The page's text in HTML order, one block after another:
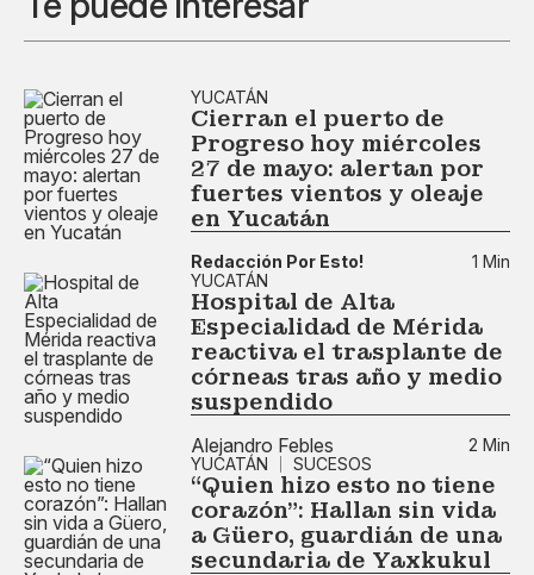
YUCATÁN
Cierran el puerto de
Progreso hoy miércoles
27 de mayo: alertan por
fuertes vientos y oleaje
en Yucatán
Redacción Por Esto!
1 Min
YUCATÁN
Hospital de Alta
Especialidad de Mérida
reactiva el trasplante de
córneas tras año y medio
suspendido
Alejandro Febles
2 Min
YUCATÁN
SUCESOS
“Quien hizo esto no tiene
corazón”: Hallan sin vida
a Güero, guardián de una
secundaria de Yaxkukul